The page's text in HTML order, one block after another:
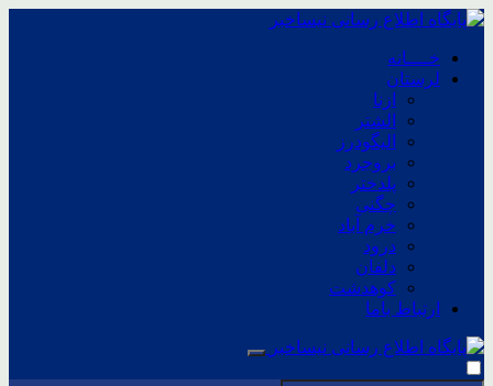
خــــانه
لرستان
ازنا
الشتر
الیگودرز
بروجرد
پلدختر
چگنی
خرم آباد
درود
دلفان
کوهدشت
ارتباط باما